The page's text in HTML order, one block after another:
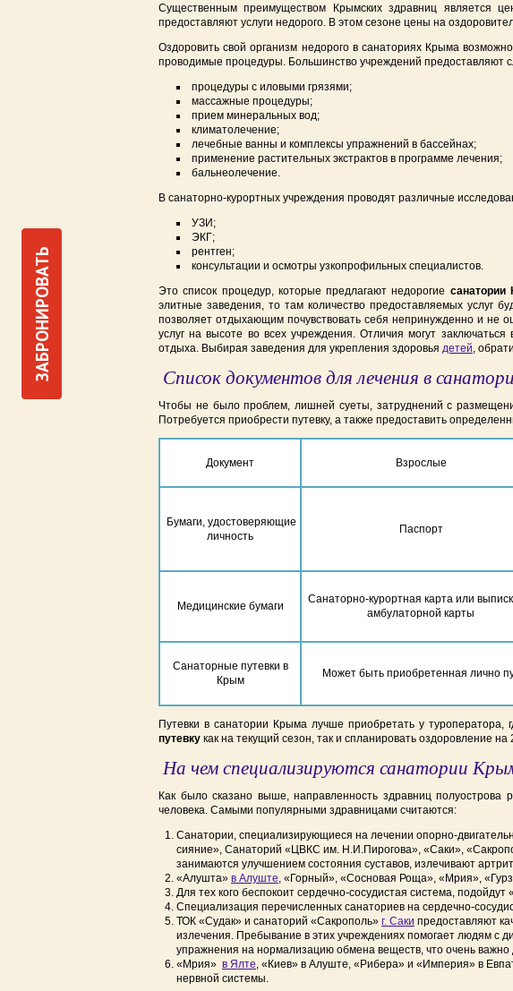
ЗАБРОНИРОВАТЬ
Существенным преимуществом Крымских здравниц является
предоставляют услуги недорого. В этом сезоне цены на
Оздоровить свой организм недорого в санаториях Крыма возможно.
проводимые процедуры. Большинство учреждений предоставляют
процедуры с иловыми грязями;
массажные процедуры;
прием минеральных вод;
климатолечение;
лечебные ванны и комплексы упражнений в бассейнах;
применение растительных экстрактов в программе лечения;
бальнеолечение.
В санаторно-курортных учреждения проводят различные
УЗИ;
ЭКГ;
рентген;
консультации и осмотры узкопрофильных специалистов.
Это список процедур, которые предлагают недорогие
элитные заведения, то там количество предоставляемых услуг
позволяет отдыхающим почувствовать себя непринужденно и не
услуг на высоте во всех учреждения. Отличия могут
отдыха. Выбирая заведения для укрепления здоровья детей ,
Список документов для лечения в
Чтобы не было проблем, лишней суеты, затруднений с
Потребуется приобрести путевку, а также предоставить
Документ Взрослые
Бумаги, удостоверяющие
личность
Паспорт
Медицинские бумаги
Санаторно-курортная карта или
амбулаторной карты
Санаторные путевки в
Крым
Может быть приобретенная лично
Путевки в санатории Крыма лучше приобретать у
путевку как на текущий сезон, так и спланировать оздоровление на
На чем специализируются санатории
Как было сказано выше, направленность здравниц
человека. Самыми популярными здравницами считаются:
Санатории, специализирующиеся на лечении опорно-
сияние», Санаторий «ЦВКС им. Н.И.Пирогова», «Саки»,
занимаются улучшением состояния суставов, излечивают
«Алушта» в Алуште , «Горный», «Сосновая Роща», «Мрия»,
Для тех кого беспокоит сердечно-сосудистая система,
Специализация перечисленных санаториев на сердечно-
ТОК «Судак» и санаторий «Сакрополь» г. Саки предоставляют
излечения. Пребывание в этих учреждениях помогает людям с
упражнения на нормализацию обмена веществ, что очень важно
«Мрия» в Ялте , «Киев» в Алуште, «Рибера» и «Империя» в
нервной системы.